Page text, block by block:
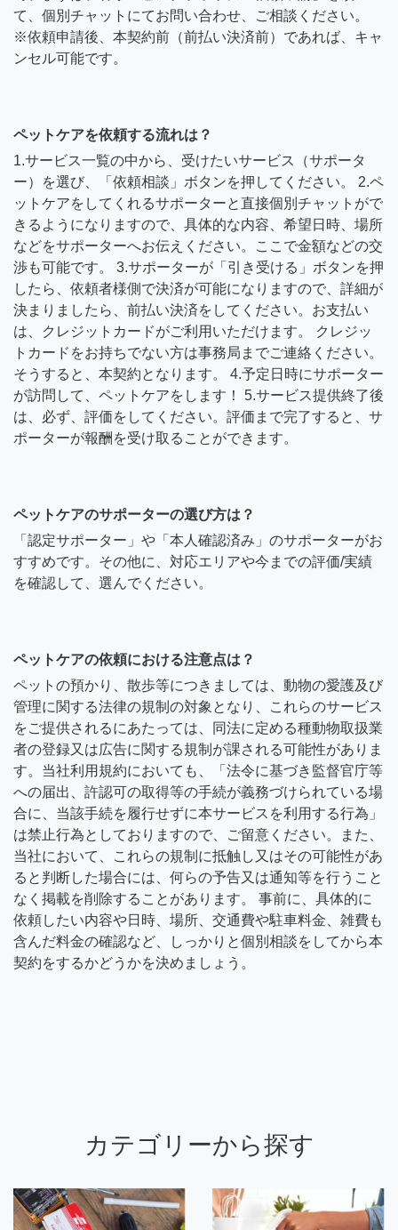
て、個別チャットにてお問い合わせ、ご相談ください。
※依頼申請後、本契約前（前払い決済前）であれば、キャ
ンセル可能です。
ペットケアを依頼する流れは？
1.サービス一覧の中から、受けたいサービス（サポータ
ー）を選び、「依頼相談」ボタンを押してください。 2.ペ
ットケアをしてくれるサポーターと直接個別チャットがで
きるようになりますので、具体的な内容、希望日時、場所
などをサポーターへお伝えください。ここで金額などの交
渉も可能です。 3.サポーターが「引き受ける」ボタンを押
したら、依頼者様側で決済が可能になりますので、詳細が
決まりましたら、前払い決済をしてください。お支払い
は、クレジットカードがご利用いただけます。 クレジッ
トカードをお持ちでない方は事務局までご連絡ください。
そうすると、本契約となります。 4.予定日時にサポーター
が訪問して、ペットケアをします！ 5.サービス提供終了後
は、必ず、評価をしてください。評価まで完了すると、サ
ポーターが報酬を受け取ることができます。
ペットケアのサポーターの選び方は？
「認定サポーター」や「本人確認済み」のサポーターがお
すすめです。その他に、対応エリアや今までの評価/実績
を確認して、選んでください。
ペットケアの依頼における注意点は？
ペットの預かり、散歩等につきましては、動物の愛護及び
管理に関する法律の規制の対象となり、これらのサービス
をご提供されるにあたっては、同法に定める種動物取扱業
者の登録又は広告に関する規制が課される可能性がありま
す。当社利用規約においても、「法令に基づき監督官庁等
への届出、許認可の取得等の手続が義務づけられている場
合に、当該手続を履行せずに本サービスを利用する行為」
は禁止行為としておりますので、ご留意ください。また、
当社において、これらの規制に抵触し又はその可能性があ
ると判断した場合には、何らの予告又は通知等を行うこと
なく掲載を削除することがあります。 事前に、具体的に
依頼したい内容や日時、場所、交通費や駐車料金、雑費も
含んだ料金の確認など、しっかりと個別相談をしてから本
契約をするかどうかを決めましょう。
カテゴリーから探す